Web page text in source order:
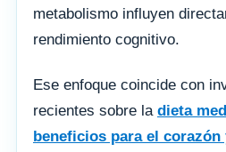
metabolismo influyen
rendimiento cognitivo.
Ese enfoque coincide con
recientes sobre la dieta
beneficios para el corazón